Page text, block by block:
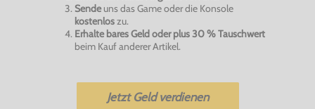
Sendeuns das Game oder die Konsole
kostenloszu.
Erhalte bares Geld oder plus 30 % Tauschwert
beim Kauf anderer Artikel.
Jetzt Geld verdienen